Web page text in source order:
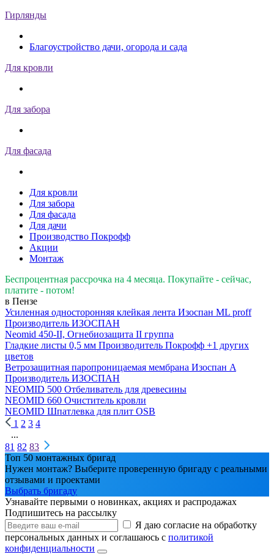
Гирлянды
Благоустройство дачи, огорода и сада
Для кровли
Для забора
Для фасада
Для кровли
Для забора
Для фасада
Для дачи
Производство Покрофф
Акции
Монтаж
Беспроцентная рассрочка на 4 месяца. Покупайте - сейчас,
платите - потом!
в Пензе
Усиленная односторонняя клейкая лента Изоспан ML proff
Производитель ИЗОСПАН
Neomid 450-II, Огнебиозащита II группа
Гладкие листы 0,5 мм Производитель Покрофф +1 других
цветов
Ветрозащитная паропроницаемая мембрана Изоспан A
Производитель ИЗОСПАН
NEOMID 500 Отбеливатель для древесины
NEOMID 660 Очиститель кровли
NEOMID Шпатлевка для плит OSB
1 2 3 4
...
81 82 83
Топ 50 монтажных бригад
Нужен монтаж? Выберите проверенную бригаду с реальными
отзывами и проектами
Выбрать бригаду
Узнавайте первыми о новинках, акциях и распродажах
Подпишитесь на рассылку
Я даю согласие на обработку
персональных данных и соглашаюсь с политикой
конфиденциальности